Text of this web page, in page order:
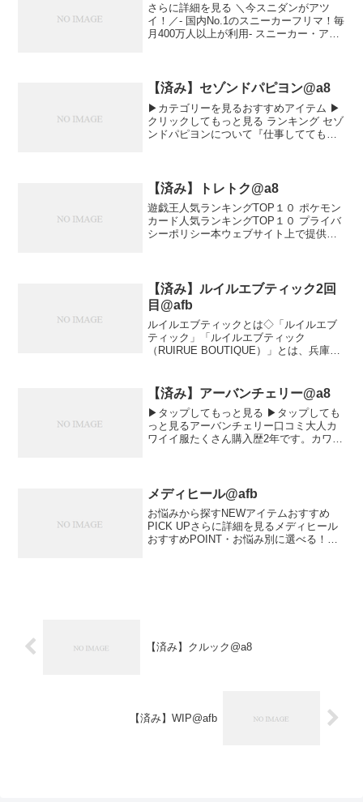
さらに詳細を見る ＼今スニダンがアツ
イ！／- 国内No.1のスニーカーフリマ！毎
月400万人以上が利用- スニーカー・アパ
さ...
【済み】セゾンドパピヨン@a8
▶︎カテゴリーを見るおすすめアイテム ▶︎
クリックしてもっと見る ランキング セゾ
ンドパピヨンについて『仕事しててもマ
スファッシ...
【済み】トレトク@a8
遊戯王人気ランキングTOP１０ ポケモン
カード人気ランキングTOP１０ プライバ
シーポリシー本ウェブサイト上で提供す
ー」といいます。...
【済み】ルイルエブティック2回
目@afb
ルイルエブティックとは◇「ルイルエブ
ティック」「ルイルエブティック
（RUIRUE BOUTIQUE）」とは、兵庫県
ト）」です。ルイルエブティックおすす
めの方・30代を中...
【済み】アーバンチェリー@a8
▶︎タップしてもっと見る ▶︎タップしても
っと見るアーバンチェリー口コミ大人カ
ワイイ服たくさん購入歴2年です。カワイ
バツグンです。生...
メディヒール@afb
お悩みから探すNEWアイテムおすすめ
PICK UPさらに詳細を見るメディヒール
おすすめPOINT・お悩み別に選べる！ス
【済み】クルック@a8
【済み】WIP@afb